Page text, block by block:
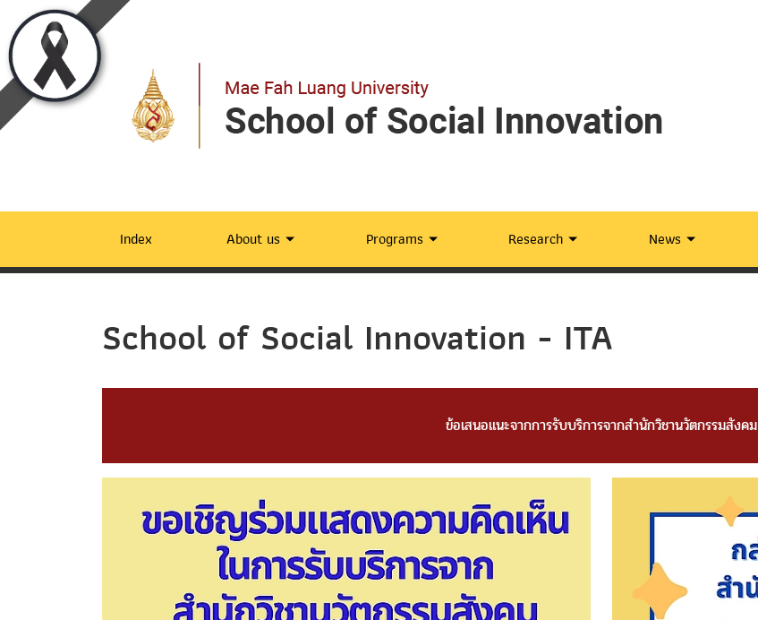
Index About us Programs Research News
School of Social Innovation - ITA
ข้อเสนอแนะจากการรับบริการจากสำนักวิชานวัตกรรมสังคม